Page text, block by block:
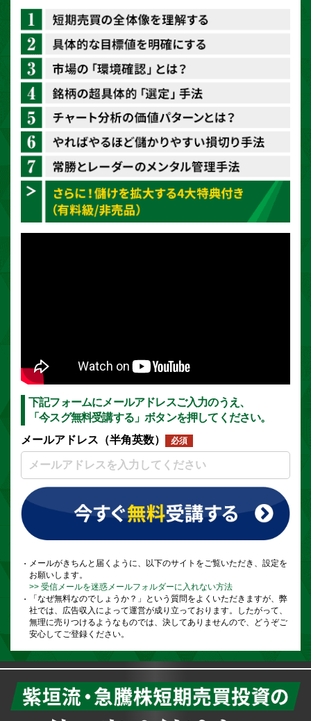
下記フォームにメールアドレスご入力のうえ、
「今スグ無料受講する」ボタンを押してください。
メールアドレス（半角英数）
必須
メールがきちんと届くように、以下のサイトをご覧いただき、設定を
お願いします。
>> 受信メールを迷惑メールフォルダーに入れない方法
「なぜ無料なのでしょうか？」という質問をよくいただきますが、弊
社では、広告収入によって運営が成り立っております。したがって、
無理に売りつけるようなものでは、決してありませんので、どうぞご
安心してご登録ください。